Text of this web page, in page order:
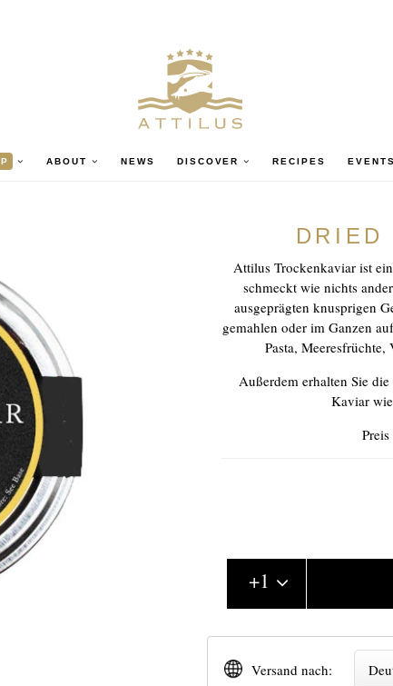
ABOUT NEWS DISCOVER RECIPES
Attilus Trockenkaviar ist
schmeckt wie nichts
ausgeprägten knusprigen
gemahlen oder im Ganzen
Pasta,
Außerdem erhalten Sie
Kaviar
+1
Versand nach: